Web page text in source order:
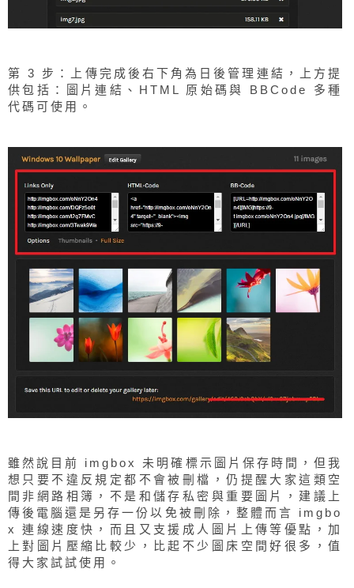
第 3 步：上傳完成後右下角為日後管理連結，上方提
供包括：圖片連結、HTML 原始碼與 BBCode 多種
代碼可使用。
雖然說目前 imgbox 未明確標示圖片保存時間，但我
想只要不違反規定都不會被刪檔，仍提醒大家這類空
間非網路相簿，不是和儲存私密與重要圖片，建議上
傳後電腦還是另存一份以免被刪除，整體而言 imgbo
x 連線速度快，而且又支援成人圖片上傳等優點，加
上對圖片壓縮比較少，比起不少圖床空間好很多，值
得大家試試使用。